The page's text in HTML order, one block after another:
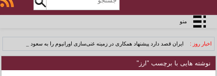
منو
اخبار روز : ایران قصد دارد پیشنهاد همکاری در زمینه غنی‌سازی اورانیوم را به سعودی و ا_
نوشته هایی با برچسب "ارز"